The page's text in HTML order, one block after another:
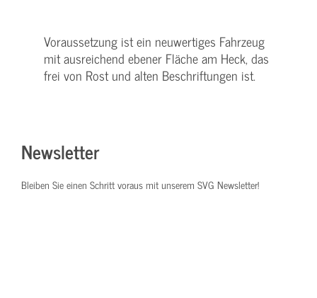
Voraussetzung ist ein neuwertiges Fahrzeug
mit ausreichend ebener Fläche am Heck, das
frei von Rost und alten Beschriftungen ist.
Newsletter
Bleiben Sie einen Schritt voraus mit unserem SVG Newsletter!